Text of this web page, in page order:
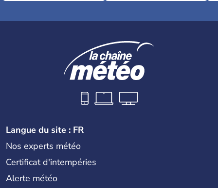
Langue du site : FR
Nos experts météo
Certificat d'intempéries
Alerte météo